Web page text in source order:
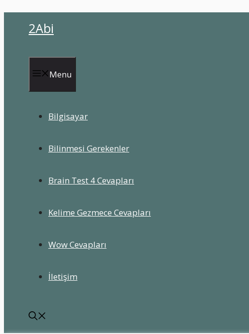
2Abi
Menu
Bilgisayar
Bilinmesi Gerekenler
Brain Test 4 Cevapları
Kelime Gezmece Cevapları
Wow Cevapları
İletişim